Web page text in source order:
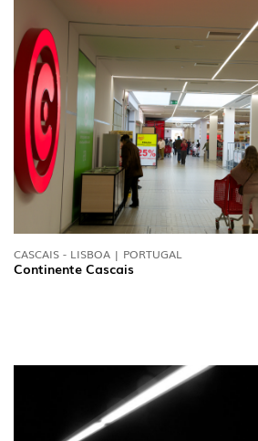
CASCAIS - LISBOA | PORTUGAL
Continente Cascais